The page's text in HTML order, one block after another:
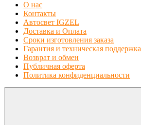
О нас
Контакты
Автосвет IGZEL
Доставка и Оплата
Сроки изготовления заказа
Гарантия и техническая поддержка
Возврат и обмен
Публичная оферта
Политика конфиденциальности